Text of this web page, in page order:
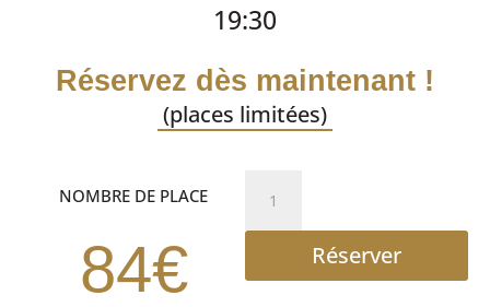
19:30
Réservez dès maintenant !
(places limitées)
NOMBRE DE PLACE
84€
Dîner
Réserver